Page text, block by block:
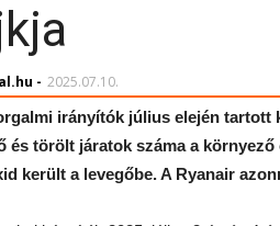
- 2025.07.10.
irányítók július elején tartott
és törölt járatok száma a
került a levegőbe. A Ryanair